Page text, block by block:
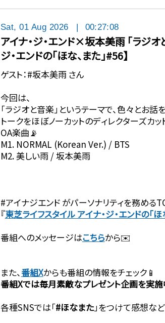
Sat, 01 Aug 2026 00:27:08
アイナ・ジ・エンド×坂本美雨 「ラジオ
ジ・エンドの「ほな、また」#56】
ゲスト：#坂本美雨 さん
今回は、
「ラジオと音楽」というテーマで、色々とお話
トークをほぼノーカットのディレクターズカ
OA楽曲📡
M1. NORMAL (Korean Ver.) / BTS
M2. 美しい雨 / 坂本美雨
#アイナジエンド がパーソナリティを務める
『⁠⁠⁠⁠⁠⁠⁠⁠⁠⁠東芝ライフスタイル アイナ・ジ・エンドの「ほ
番組へのメッセージは⁠⁠⁠⁠⁠⁠⁠⁠⁠⁠こちら⁠⁠⁠⁠⁠⁠⁠⁠⁠⁠から✉️
また、⁠⁠⁠⁠⁠⁠⁠⁠⁠⁠番組Xからも番組の情報をチェック📱
番組Xでは毎月素敵なプレゼント企画を実施
各種SNSでは「#ほなまた」をつけて感想な